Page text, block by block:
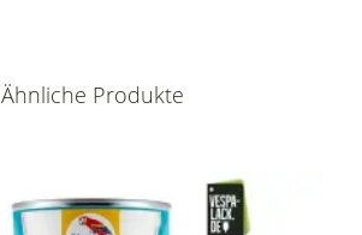
Ähnliche Produkte